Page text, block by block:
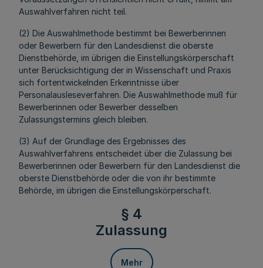
Auswahlverfahren nicht teil.
(2) Die Auswahlmethode bestimmt bei Bewerberinnen
oder Bewerbern für den Landesdienst die oberste
Dienstbehörde, im übrigen die Einstellungskörperschaft
unter Berücksichtigung der in Wissenschaft und Praxis
sich fortentwickelnden Erkenntnisse über
Personalausleseverfahren. Die Auswahlmethode muß für
Bewerberinnen oder Bewerber desselben
Zulassungstermins gleich bleiben.
(3) Auf der Grundlage des Ergebnisses des
Auswahlverfahrens entscheidet über die Zulassung bei
Bewerberinnen oder Bewerbern für den Landesdienst die
oberste Dienstbehörde oder die von ihr bestimmte
Behörde, im übrigen die Einstellungskörperschaft.
§ 4
Zulassung
Mehr